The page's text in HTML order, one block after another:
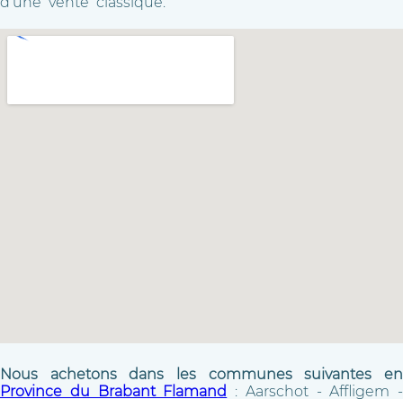
Nous achetons dans les communes suivantes en
Province du Brabant Flamand
: Aarschot - Affligem -